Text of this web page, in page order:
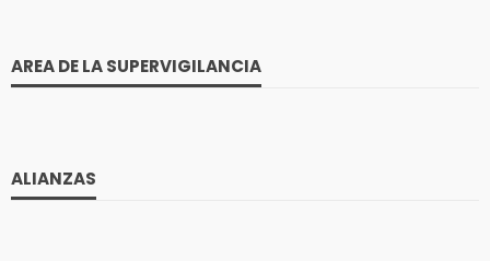
AREA DE LA SUPERVIGILANCIA
ALIANZAS